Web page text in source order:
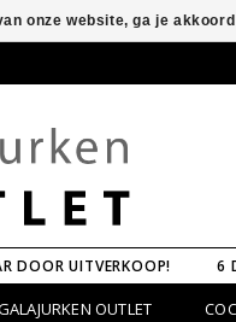
DOOR UITVERKOOP! 6
OUTLET
onze website, ga je